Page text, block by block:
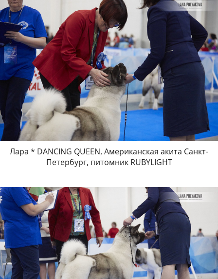
Лара * DANCING QUEEN, Американская акита Санкт-
Петербург, питомник RUBYLIGHT